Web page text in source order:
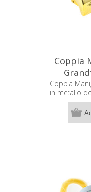
Coppia
dorato
Coppia
in metallo